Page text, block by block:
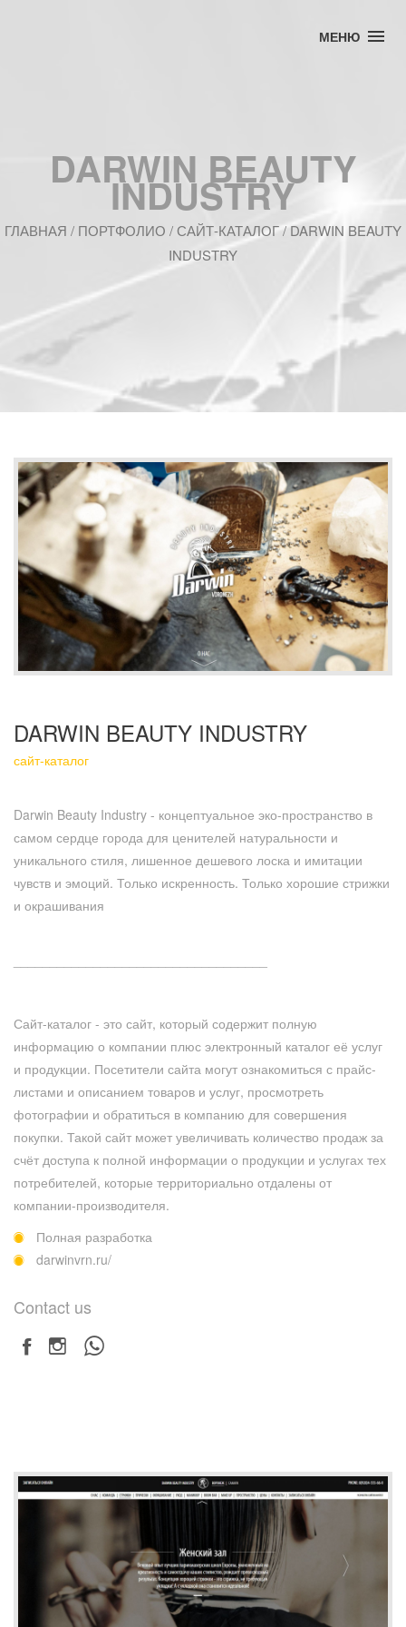
МЕНЮ
DARWIN BEAUTY
INDUSTRY
ГЛАВНАЯ / ПОРТФОЛИО / САЙТ-КАТАЛОГ / DARWIN BEAUTY
INDUSTRY
DARWIN BEAUTY INDUSTRY
сайт-каталог
Darwin Beauty Industry - концептуальное эко-пространство в
самом сердце города для ценителей натуральности и
уникального стиля, лишенное дешевого лоска и имитации
чувств и эмоций. Только искренность. Только хорошие стрижки
и окрашивания
Сайт-каталог - это сайт, который содержит полную
информацию о компании плюс электронный каталог её услуг
и продукции. Посетители сайта могут ознакомиться с прайс-
листами и описанием товаров и услуг, просмотреть
фотографии и обратиться в компанию для совершения
покупки. Такой сайт может увеличивать количество продаж за
счёт доступа к полной информации о продукции и услугах тех
потребителей, которые территориально отдалены от
компании-производителя.
Полная разработка
darwinvrn.ru/
Contact us